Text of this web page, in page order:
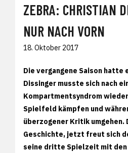
ZEBRA: CHRISTIAN
NUR NACH VORN
18. Oktober 2017
Die vergangene Saison hatte
Dissinger musste sich nach
Kompartmentsyndrom
Spielfeld kämpfen und
überzogener Kritik
Geschichte, jetzt freut sich
seine dritte Spielzeit mit den